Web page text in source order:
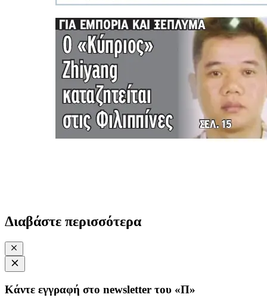
Διαβάστε περισσότερα
Κάντε εγγραφή στο newsletter του «Π»